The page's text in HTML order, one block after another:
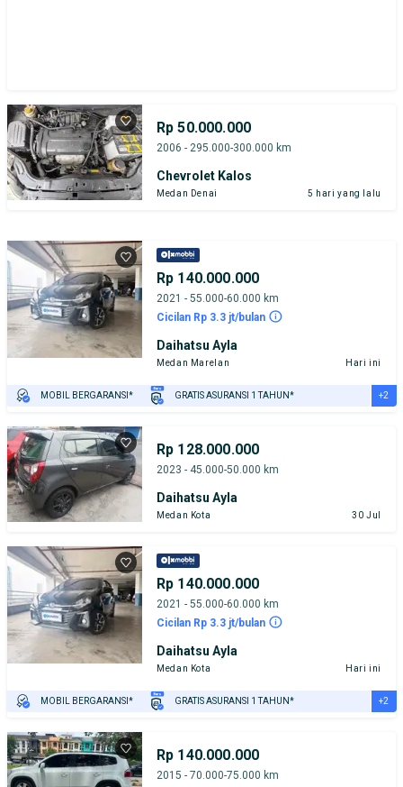
Rp 50.000.000
2006 - 295.000-300.000 km
Chevrolet Kalos
Medan Denai 5 hari yang lalu
Rp 140.000.000
2021 - 55.000-60.000 km
Cicilan Rp 3.3 jt/bulan
Daihatsu Ayla
Medan Marelan Hari ini
MOBIL BERGARANSI* GRATIS ASURANSI 1 TAHUN* +2
Rp 128.000.000
2023 - 45.000-50.000 km
Daihatsu Ayla
Medan Kota 30 Jul
Rp 140.000.000
2021 - 55.000-60.000 km
Cicilan Rp 3.3 jt/bulan
Daihatsu Ayla
Medan Kota Hari ini
MOBIL BERGARANSI* GRATIS ASURANSI 1 TAHUN* +2
Rp 140.000.000
2015 - 70.000-75.000 km